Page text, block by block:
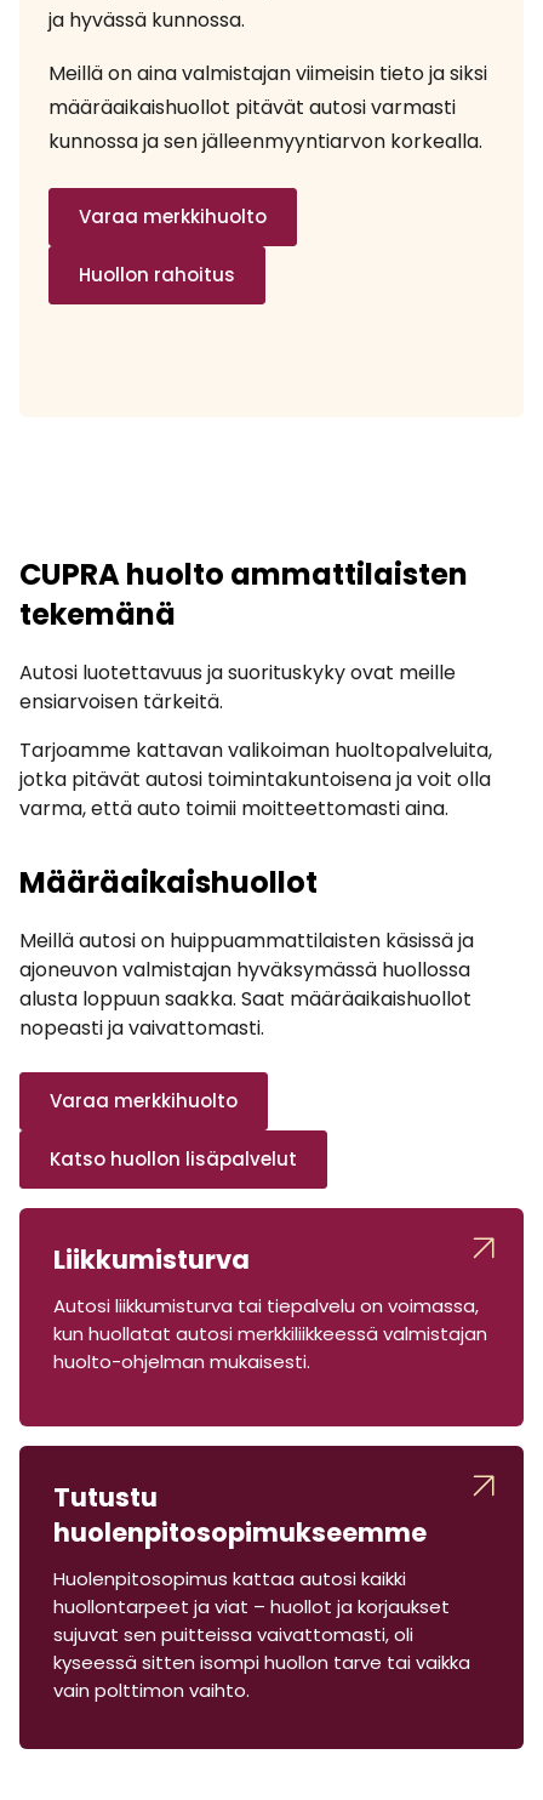
ja hyvässä kunnossa.
Meillä on aina valmistajan viimeisin tieto ja siksi
määräaikaishuollot pitävät autosi varmasti
kunnossa ja sen jälleenmyyntiarvon korkealla.
Varaa merkkihuolto
Huollon rahoitus
CUPRA huolto ammattilaisten
tekemänä
Autosi luotettavuus ja suorituskyky ovat meille
ensiarvoisen tärkeitä.
Tarjoamme kattavan valikoiman huoltopalveluita,
jotka pitävät autosi toimintakuntoisena ja voit olla
varma, että auto toimii moitteettomasti aina.
Määräaikaishuollot
Meillä autosi on huippuammattilaisten käsissä ja
ajoneuvon valmistajan hyväksymässä huollossa
alusta loppuun saakka. Saat määräaikaishuollot
nopeasti ja vaivattomasti.
Varaa merkkihuolto
Katso huollon lisäpalvelut
Liikkumisturva
Autosi liikkumisturva tai tiepalvelu on voimassa,
kun huollatat autosi merkkiliikkeessä valmistajan
huolto-ohjelman mukaisesti.
Tutustu
huolenpitosopimukseemme
Huolenpitosopimus kattaa autosi kaikki
huollontarpeet ja viat – huollot ja korjaukset
sujuvat sen puitteissa vaivattomasti, oli
kyseessä sitten isompi huollon tarve tai vaikka
vain polttimon vaihto.